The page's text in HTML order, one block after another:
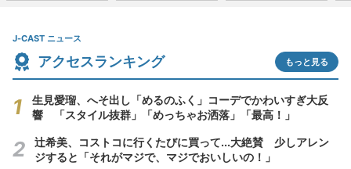
J-CAST ニュース
アクセスランキング もっと見る
生見愛瑠、へそ出し「めるのふく」コーデでかわいすぎ大反
響 「スタイル抜群」「めっちゃお洒落」「最高！」
辻希美、コストコに行くたびに買って...大絶賛 少しアレン
ジすると「それがマジで、マジでおいしいの！」